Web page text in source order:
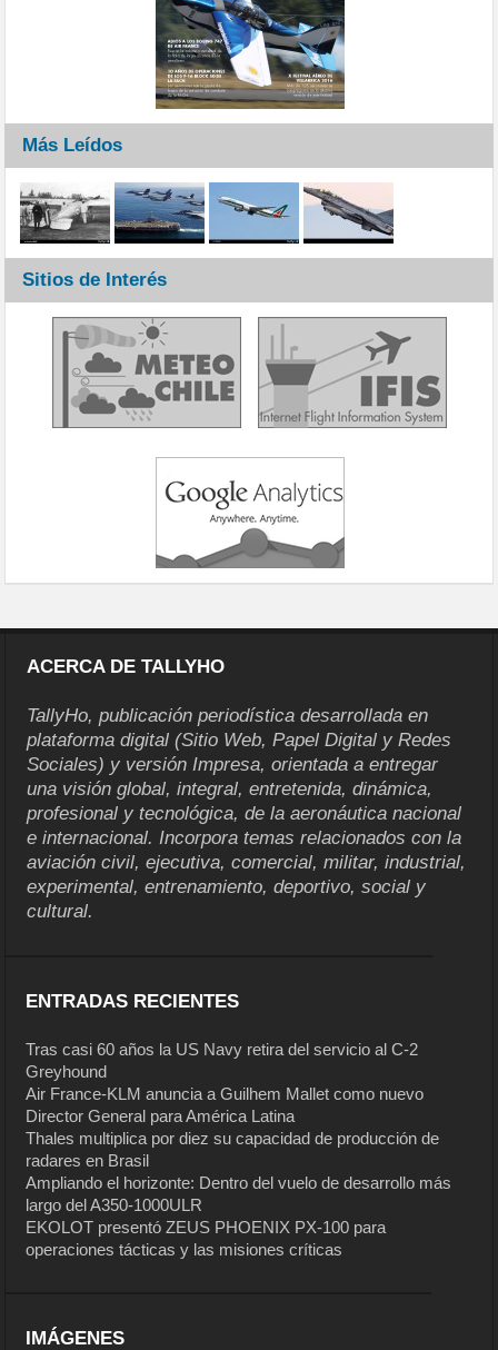
Más Leídos
Sitios de Interés
ACERCA DE TALLYHO
TallyHo, publicación periodística desarrollada en
plataforma digital (Sitio Web, Papel Digital y Redes
Sociales) y versión Impresa, orientada a entregar
una visión global, integral, entretenida, dinámica,
profesional y tecnológica, de la aeronáutica nacional
e internacional. Incorpora temas relacionados con la
aviación civil, ejecutiva, comercial, militar, industrial,
experimental, entrenamiento, deportivo, social y
cultural.
ENTRADAS RECIENTES
Tras casi 60 años la US Navy retira del servicio al C-2
Greyhound
Air France-KLM anuncia a Guilhem Mallet como nuevo
Director General para América Latina
Thales multiplica por diez su capacidad de producción de
radares en Brasil
Ampliando el horizonte: Dentro del vuelo de desarrollo más
largo del A350-1000ULR
EKOLOT presentó ZEUS PHOENIX PX-100 para
operaciones tácticas y las misiones críticas
IMÁGENES